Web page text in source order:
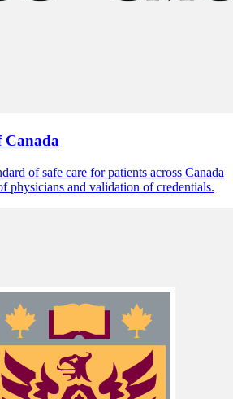
Canada
of safe care for patients across Canada
physicians and validation of credentials.